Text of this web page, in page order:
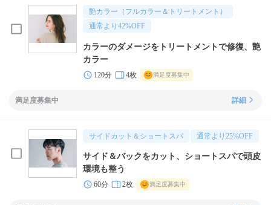
艶カラー（フルカラー＆トリートメント）
通常より 42%OFF
カラーのダメージをトリートメントで修復、艶
カラー
120分 4枚 満足度募集中
満足度募集中 詳細
サイドカット＆ショートスパ 通常より 25%OFF
サイド＆バックをカット、ショートスパで頭皮
環境も整う
60分 2枚 満足度募集中